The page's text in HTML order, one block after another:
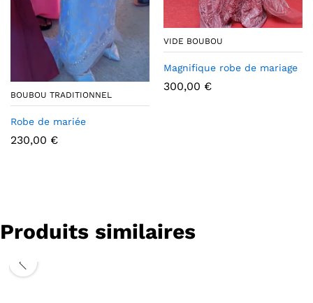
BOUBOU TRADITIONNEL
Robe de mariée
230,00 €
VIDE BOUBOU
Magnifique robe de mariage
300,00 €
Produits similaires